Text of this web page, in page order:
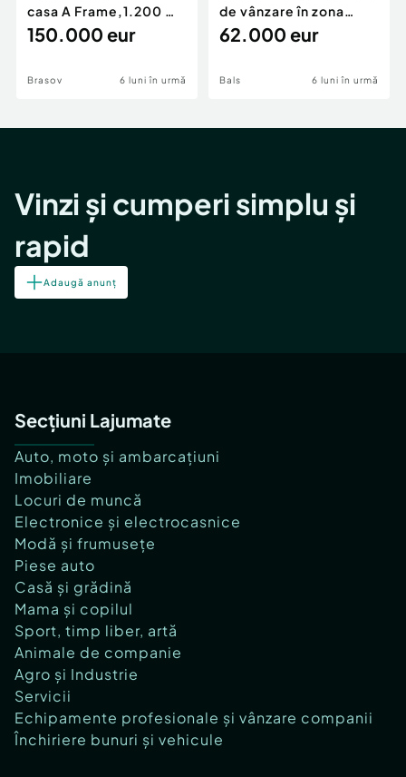
casa A Frame,1.200 mp
teren,deschidere Pia
150.000 eur
Brasov 6 luni în urmă
de vânzare în zona
Periferie
62.000 eur
Bals 6 luni în urmă
Vinzi și cumperi simplu și
rapid
Adaugă anunț
Secțiuni Lajumate
Auto, moto și ambarcațiuni
Imobiliare
Locuri de muncă
Electronice și electrocasnice
Modă și frumusețe
Piese auto
Casă și grădină
Mama și copilul
Sport, timp liber, artă
Animale de companie
Agro și Industrie
Servicii
Echipamente profesionale și vânzare companii
Închiriere bunuri și vehicule